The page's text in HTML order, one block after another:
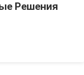
Решения